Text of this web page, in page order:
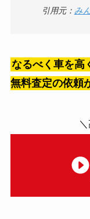
引用元： み
なるべく車を高
無料査定の依頼